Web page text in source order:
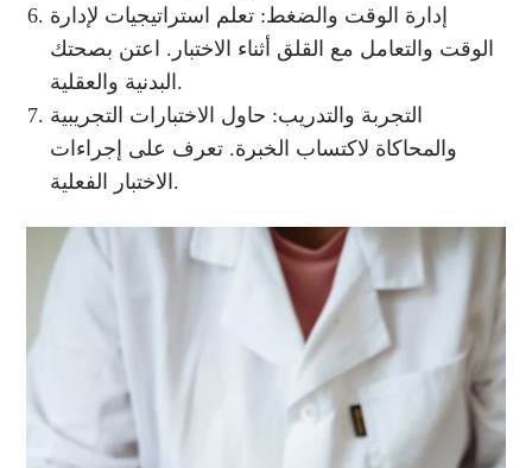
إدارة الوقت والضغط: تعلم استراتيجيات لإدارة
الوقت والتعامل مع القلق أثناء الاختبار. اعتن بصحتك
البدنية والعقلية.
التجربة والتدريب: حاول الاختبارات التجريبية
والمحاكاة لاكتساب الخبرة. تعرف على إجراءات
الاختبار الفعلية.